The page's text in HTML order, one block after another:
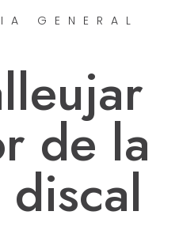
GENERAL
de la